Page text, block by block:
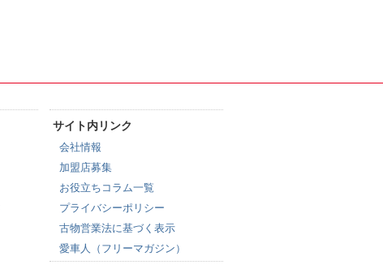
サイト内リンク
会社情報
加盟店募集
お役立ちコラム一覧
プライバシーポリシー
古物営業法に基づく表示
愛車人（フリーマガジン）